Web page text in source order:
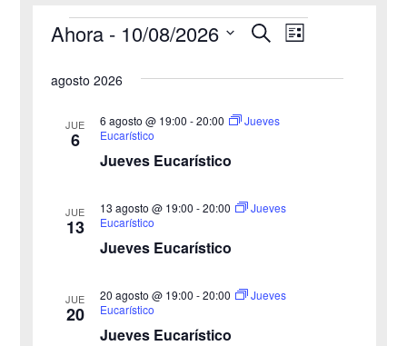
Eventos
N
a
v
i
B
c
r
N
L
s
Ahora - 10/08/2026
e
agosto 2026
JUE
6
Jueves Eucarístico
6 agosto @ 19:00 -20:00
Jueves
Eucarístico
JUE
13
Jueves Eucarístico
13 agosto @ 19:00 -20:00
Jueves
Eucarístico
JUE
20
Jueves Eucarístico
20 agosto @ 19:00 -20:00
Jueves
Eucarístico